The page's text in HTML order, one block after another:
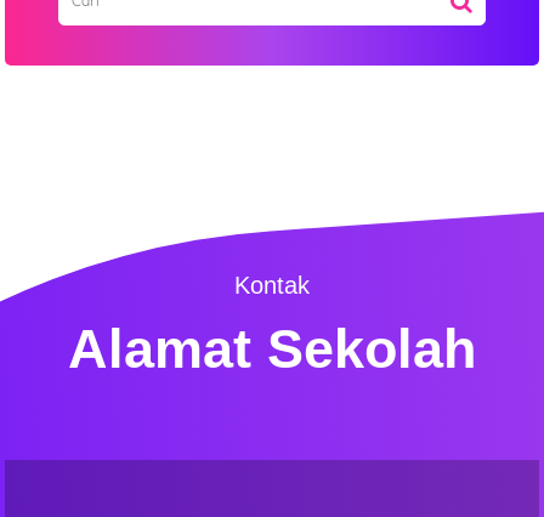
Kontak
Alamat Sekolah